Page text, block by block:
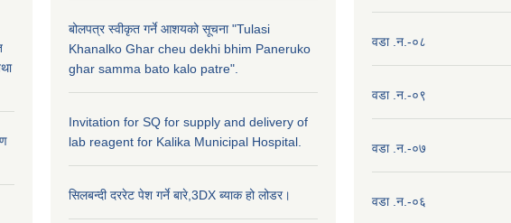
बोलपत्र स्वीकृत गर्ने आशयको सूचना "Tulasi
Khanalko Ghar cheu dekhi bhim Paneruko
ghar samma bato kalo patre".
Invitation for SQ for supply and delivery of
lab reagent for Kalika Municipal Hospital.
सिलबन्दी दररेट पेश गर्ने बारे,3DX ब्याक हो लोडर।
वडा .न.-०८
वडा .न.-०९
वडा .न.-०७
वडा .न.-०६